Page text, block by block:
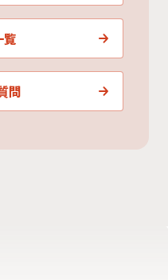
覧
問